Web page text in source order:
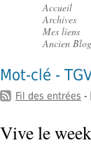
Accueil
Archives
Mes liens
Ancien Blog
Mot-clé -
Fil des entrées -
Vive le